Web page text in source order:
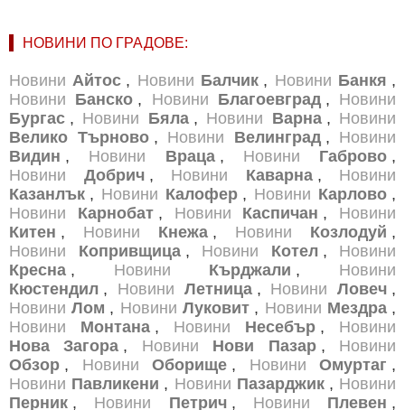
НОВИНИ ПО ГРАДОВЕ:
Новини Айтос , Новини Балчик , Новини Банкя ,
Новини Банско , Новини Благоевград , Новини
Бургас , Новини Бяла , Новини Варна , Новини
Велико Търново , Новини Велинград , Новини
Видин , Новини Враца , Новини Габрово ,
Новини
Добрич , Новини Каварна , Новини
Казанлък , Новини Калофер , Новини Карлово ,
Новини
Карнобат , Новини Каспичан , Новини
Китен , Новини Кнежа , Новини Козлодуй ,
Новини
Копривщица , Новини Котел , Новини
Кресна , Новини Кърджали , Новини
Кюстендил , Новини Летница , Новини Ловеч ,
Новини Лом , Новини Луковит , Новини Мездра ,
Новини
Монтана , Новини Несебър , Новини
Нова Загора , Новини Нови Пазар , Новини
Обзор , Новини Оборище , Новини Омуртаг ,
Новини Павликени , Новини Пазарджик , Новини
Перник , Новини Петрич , Новини Плевен ,